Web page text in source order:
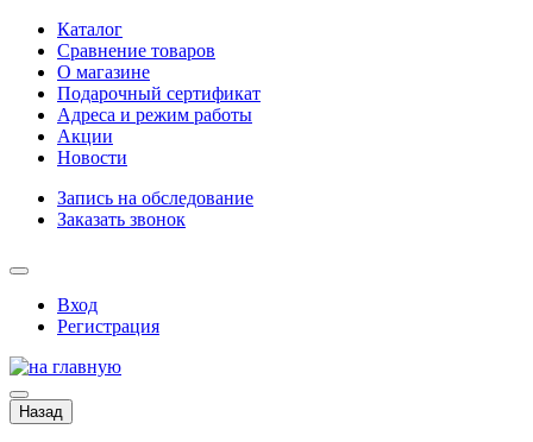
Каталог
Сравнение товаров
О магазине
Подарочный сертификат
Адреса и режим работы
Акции
Новости
Запись на обследование
Заказать звонок
Вход
Регистрация
Назад